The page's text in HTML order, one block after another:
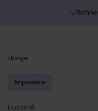
You
here:
Ringe
Anpassbar
Lucardi